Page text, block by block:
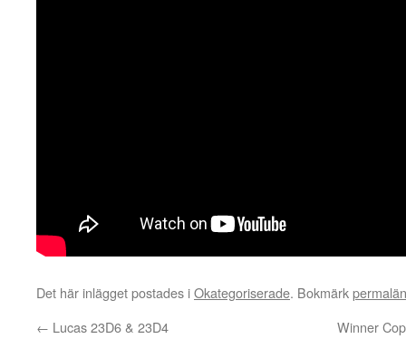
Det här inlägget postades iOkategoriserade. Bokmärk
← Lucas 23D6 & 23D4 Winner